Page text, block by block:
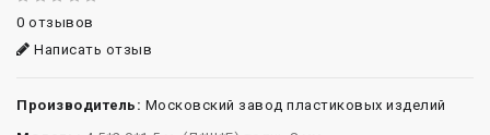
0 отзывов
Написать отзыв
Производитель: Московский завод пластиковых изделий